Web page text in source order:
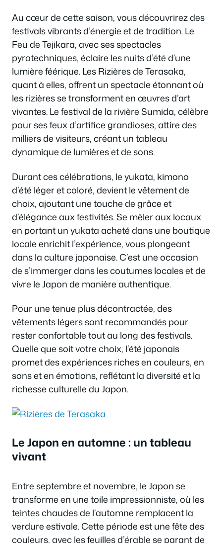
Au cœur de cette saison, vous découvrirez des
festivals vibrants d’énergie et de tradition. Le
Feu de Tejikara, avec ses spectacles
pyrotechniques, éclaire les nuits d’été d’une
lumière féérique. Les Rizières de Terasaka,
quant à elles, offrent un spectacle étonnant où
les rizières se transforment en œuvres d’art
vivantes. Le festival de la rivière Sumida, célèbre
pour ses feux d’artifice grandioses, attire des
milliers de visiteurs, créant un tableau
dynamique de lumières et de sons.
Durant ces célébrations, le yukata, kimono
d’été léger et coloré, devient le vêtement de
choix, ajoutant une touche de grâce et
d’élégance aux festivités. Se mêler aux locaux
en portant un yukata acheté dans une boutique
locale enrichit l’expérience, vous plongeant
dans la culture japonaise. C’est une occasion
de s’immerger dans les coutumes locales et de
vivre le Japon de manière authentique.
Pour une tenue plus décontractée, des
vêtements légers sont recommandés pour
rester confortable tout au long des festivals.
Quelle que soit votre choix, l’été japonais
promet des expériences riches en couleurs, en
sons et en émotions, reflétant la diversité et la
richesse culturelle du Japon.
Le Japon en automne : un tableau
vivant
Entre septembre et novembre, le Japon se
transforme en une toile impressionniste, où les
teintes chaudes de l’automne remplacent la
verdure estivale. Cette période est une fête des
couleurs, avec les feuilles d’érable se parant de